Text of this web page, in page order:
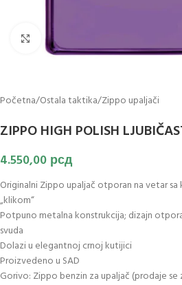
Klikni za uvećanje slike
Početna/Ostala taktika/Zippo upaljači
ZIPPO HIGH POLISH
4.550,00 рсд
Originalni Zippo upaljač otporan na vetar
„klikom“
Potpuno metalna konstrukcija; dizajn
svuda
Dolazi u elegantnoj crnoj kutijici
Proizvedeno u SAD
Gorivo: Zippo benzin za upaljač (prodaje se